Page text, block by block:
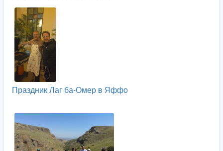
Праздник Лаг ба-Омер в Яффо